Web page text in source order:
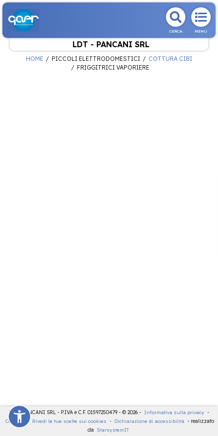
CERCA MENU
LDT - PANCANI SRL
HOME PICCOLI ELETTRODOMESTICI
COTTURA CIBI
FRIGGITRICI VAPORIERE
LDT - PANCANI SRL - P.IVA e C.F. 01597250479 - © 2026 - Informativa sulla privacy -
Cookies
- Rivedi le tue scelte sui cookies - Dichiarazione di accessibilità - realizzato
da
StarsystemIT